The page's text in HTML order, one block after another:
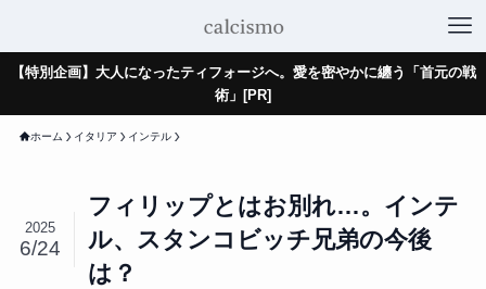
【特別企画】大人になったティフォージへ。愛を密やかに纏う「首元の戦
術」[PR]
ホーム イタリア インテル
フィリップとはお別れ…。インテ
ル、スタンコビッチ兄弟の今後
は？
2025
6/24